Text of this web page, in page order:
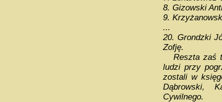
8. Gizowski
9.
...
20. Grondzki
Zofję.
Reszta zaś
ludzi przy
zostali w
Dąbrowski,
Cywilnego.